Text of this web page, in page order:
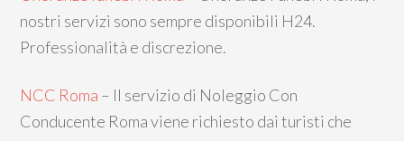
nostri servizi sono sempre disponibili H24.
Professionalità e discrezione.
NCC Roma – Il servizio di Noleggio Con
Conducente Roma viene richiesto dai turisti che